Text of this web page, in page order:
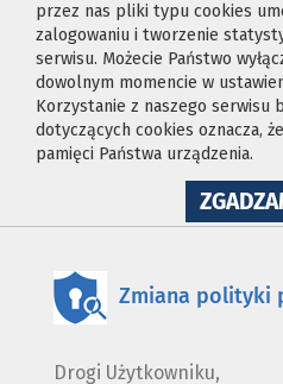
przez nas pliki typu cookies
zalogowaniu i tworzenie
serwisu. Możecie Państwo
dowolnym momencie w
Korzystanie z naszego serwisu
dotyczących cookies oznacza,
pamięci Państwa urządzenia.
Zmiana polityki
Drogi Użytkowniku,